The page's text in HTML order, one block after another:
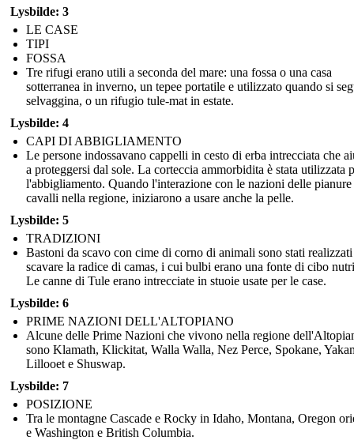
Lysbilde: 3
LE CASE
TIPI
FOSSA
Tre rifugi erano utili a seconda del mare: una fossa o una casa
sotterranea in inverno, un tepee portatile e utilizzato quando si
selvaggina, o un rifugio tule-mat in estate.
Lysbilde: 4
CAPI DI ABBIGLIAMENTO
Le persone indossavano cappelli in cesto di erba intrecciata che
a proteggersi dal sole. La corteccia ammorbidita è stata utilizzata
l'abbigliamento. Quando l'interazione con le nazioni delle
cavalli nella regione, iniziarono a usare anche la pelle.
Lysbilde: 5
TRADIZIONI
Bastoni da scavo con cime di corno di animali sono stati
scavare la radice di camas, i cui bulbi erano una fonte di cibo
Le canne di Tule erano intrecciate in stuoie usate per le case.
Lysbilde: 6
PRIME NAZIONI DELL'ALTOPIANO
Alcune delle Prime Nazioni che vivono nella regione
sono Klamath, Klickitat, Walla Walla, Nez Perce, Spokane,
Lillooet e Shuswap.
Lysbilde: 7
POSIZIONE
Tra le montagne Cascade e Rocky in Idaho, Montana, Oregon
e Washington e British Columbia.